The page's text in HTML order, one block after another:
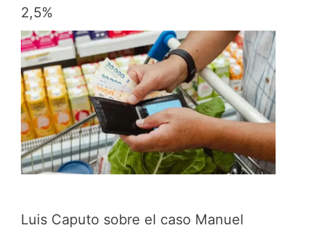
2,5%
Luis Caputo sobre el caso Manuel